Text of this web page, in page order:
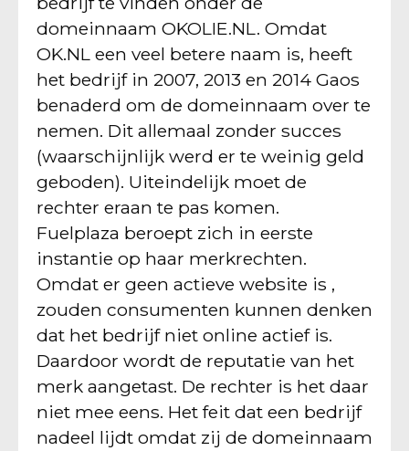
domeinnaam OKOLIE.NL. Omdat
OK.NL een veel betere naam is, heeft
het bedrijf in 2007, 2013 en 2014 Gaos
benaderd om de domeinnaam over te
nemen. Dit allemaal zonder succes
(waarschijnlijk werd er te weinig geld
geboden). Uiteindelijk moet de
rechter eraan te pas komen.
Fuelplaza beroept zich in eerste
instantie op haar merkrechten.
Omdat er geen actieve website is ,
zouden consumenten kunnen denken
dat het bedrijf niet online actief is.
Daardoor wordt de reputatie van het
merk aangetast. De rechter is het daar
niet mee eens. Het feit dat een bedrijf
nadeel lijdt omdat zij de domeinnaam